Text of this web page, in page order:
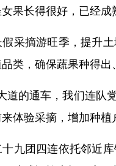
果长得很好，已经成
采摘游旺季，提升
类，确保蔬果种得出
道的通车，我们连队
体验采摘，增加种植
九团四连依托邻近